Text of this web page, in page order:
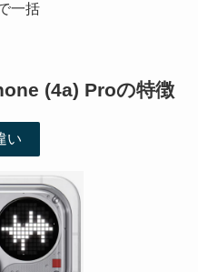
一括
(4a) Proの特徴
い